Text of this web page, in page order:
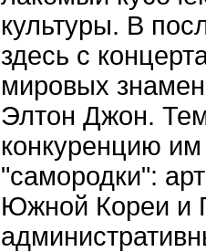
культуры. В
здесь с
мировых
Элтон Джон.
конкуренцию им
"самородки":
Южной Кореи и